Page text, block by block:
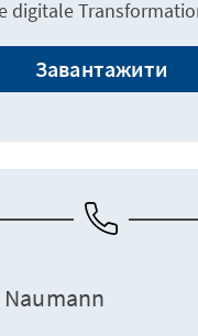
digitale
Завантажити